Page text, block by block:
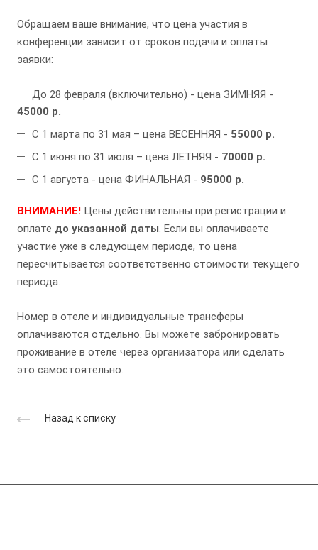
Обращаем ваше внимание, что цена участия в
конференции зависит от сроков подачи и оплаты
заявки:
До 28 февраля (включительно) - цена ЗИМНЯЯ -
45000 р.
С 1 марта по 31 мая – цена ВЕСЕННЯЯ - 55000 р.
С 1 июня по 31 июля – цена ЛЕТНЯЯ - 70000 р.
С 1 августа - цена ФИНАЛЬНАЯ - 95000 р.
ВНИМАНИЕ! Цены действительны при регистрации и
оплате до указанной даты. Если вы оплачиваете
участие уже в следующем периоде, то цена
пересчитывается соответственно стоимости текущего
периода.
Номер в отеле и индивидуальные трансферы
оплачиваются отдельно. Вы можете забронировать
проживание в отеле через организатора или сделать
это самостоятельно.
Назад к списку